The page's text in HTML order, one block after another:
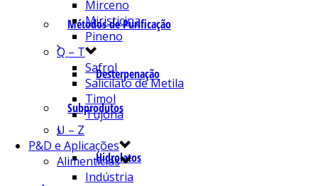
Métodos de Purificação
Desterpenação
Subprodutos
Hidrolatos
Mirceno
Miristicina
Pineno
Q – T
Safrol
Salicilato de Metila
Timol
Tujona
U – Z
P&D e Aplicações
Alimentícias
Indústria